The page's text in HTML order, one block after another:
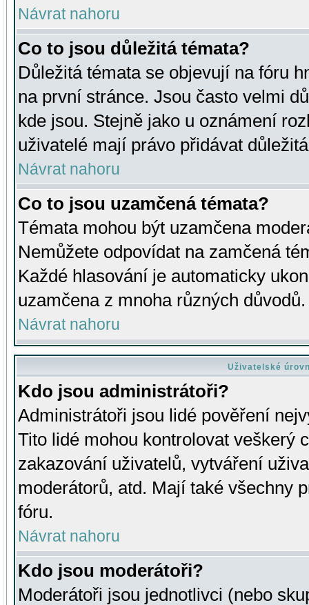
Návrat nahoru
Co to jsou důležitá témata?
Důležitá témata se objevují na fóru
na první stránce. Jsou často velmi
kde jsou. Stejně jako u oznámení
uživatelé mají právo přidávat
Návrat nahoru
Co to jsou uzamčená témata?
Témata mohou být uzamčena
Nemůžete odpovídat na zamčená
Každé hlasování je automaticky
uzamčena z mnoha různých důvodů.
Návrat nahoru
Uživatelské
Kdo jsou administrátoři?
Administrátoři jsou lidé pověření
Tito lidé mohou kontrolovat veškerý
zakazování uživatelů, vytváření
moderátorů, atd. Mají také všechny
fóru.
Návrat nahoru
Kdo jsou moderátoři?
Moderátoři jsou jednotlivci (nebo